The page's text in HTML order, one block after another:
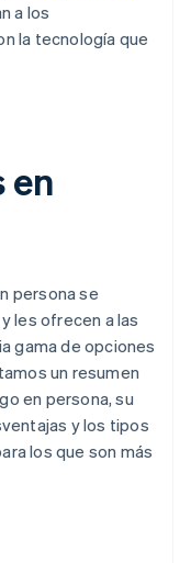
a los
la tecnología que
en
persona se
les ofrecen a las
gama de opciones
un resumen
en persona, su
y los tipos
los que son más